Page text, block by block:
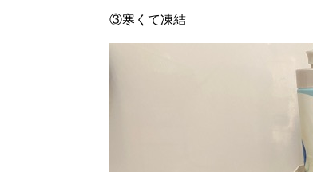
③寒くて凍結